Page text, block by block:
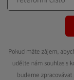
Pokud máte zájem,
udělte nám souhlas s
budeme